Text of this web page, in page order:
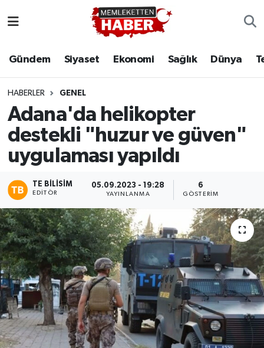
Gündem Siyaset Ekonomi Sağlık Dünya
HABERLER GENEL
Adana'da helikopter
destekli "huzur ve güven"
uygulaması yapıldı
TE BILISIM
EDITÖR
05.09.2023 - 19:28
YAYINLANMA
6
GÖSTERIM